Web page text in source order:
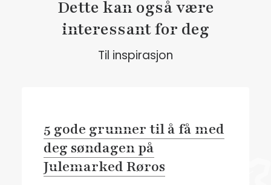
Dette kan også være
interessant for deg
Til inspirasjon
5 gode grunner til å få med
deg søndagen på
Julemarked Røros